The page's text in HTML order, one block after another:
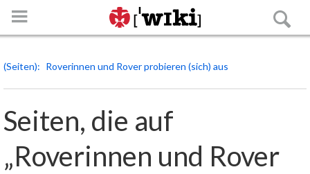
Anmelden
(Seiten) Roverinnen und Rover probieren (sich) aus
Seiten, die auf
„Roverinnen und Rover